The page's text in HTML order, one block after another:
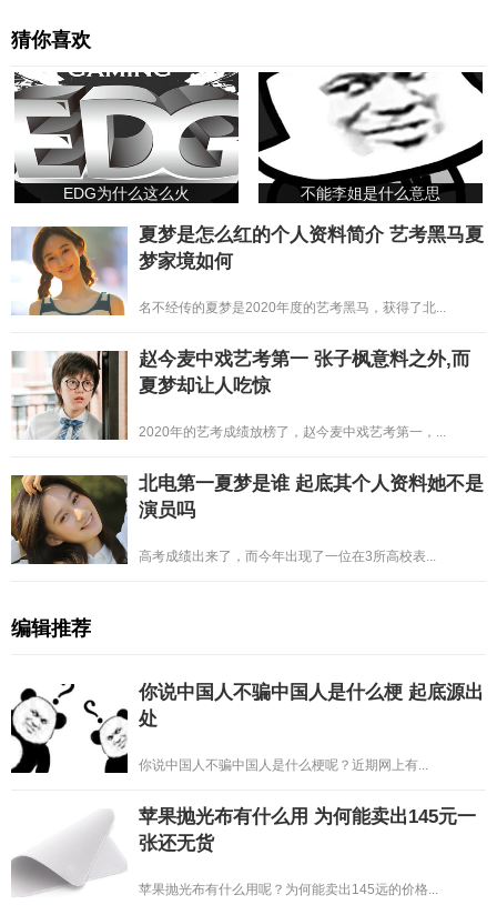
猜你喜欢
EDG为什么这么火 不能李姐是什么意思
夏梦是怎么红的个人资料简介 艺考黑马夏
梦家境如何
名不经传的夏梦是2020年度的艺考黑马，获得了北...
赵今麦中戏艺考第一 张子枫意料之外,而
夏梦却让人吃惊
2020年的艺考成绩放榜了，赵今麦中戏艺考第一，...
北电第一夏梦是谁 起底其个人资料她不是
演员吗
高考成绩出来了，而今年出现了一位在3所高校表...
编辑推荐
你说中国人不骗中国人是什么梗 起底源出
处
你说中国人不骗中国人是什么梗呢？近期网上有...
苹果抛光布有什么用 为何能卖出145元一
张还无货
苹果抛光布有什么用呢？为何能卖出145远的价格...